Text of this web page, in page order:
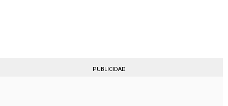
PUBLICIDAD